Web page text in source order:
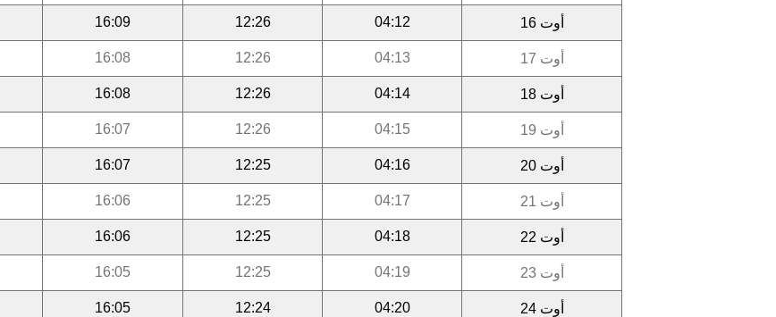
أوت 16 04:12
12:26
16:09
أوت 17 04:13
12:26
16:08
أوت 18 04:14
12:26
16:08
أوت 19 04:15
12:26
16:07
أوت 20 04:16
12:25
16:07
أوت 21 04:17
12:25
16:06
أوت 22 04:18
12:25
16:06
أوت 23 04:19
12:25
16:05
أوت 24 04:20
12:24
16:05